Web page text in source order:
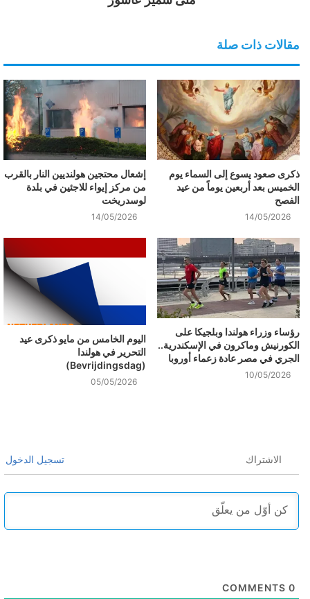
مقالات ذات صلة
ذكرى صعود يسوع إلى السماء يوم
الخميس بعد أربعين يوماً من عيد
الفصح
14/05/2026
إشعال محتجين هولنديين النار بالقرب
من مركز إيواء للاجئين في بلدة
لوسدريخت
14/05/2026
رؤساء وزراء هولندا وبلجيكا على
الكورنيش وماكرون في الإسكندرية..
الجري في مصر عادة زعماء أوروبا
10/05/2026
اليوم الخامس من مايو ذكرى عيد
التحرير في هولندا
(Bevrijdingsdag)
05/05/2026
الاشتراك تسجيل الدخول
0